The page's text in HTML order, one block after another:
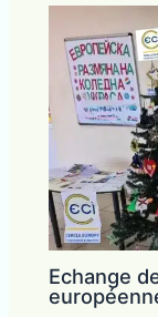
Echange